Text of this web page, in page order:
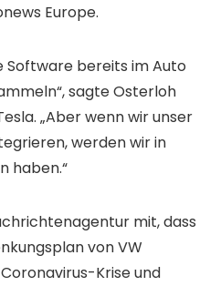
Europe.
Software bereits im Auto
sagte Osterloh
„Aber wenn wir unser
werden wir in
haben.“
mit, dass
von VW
Krise und